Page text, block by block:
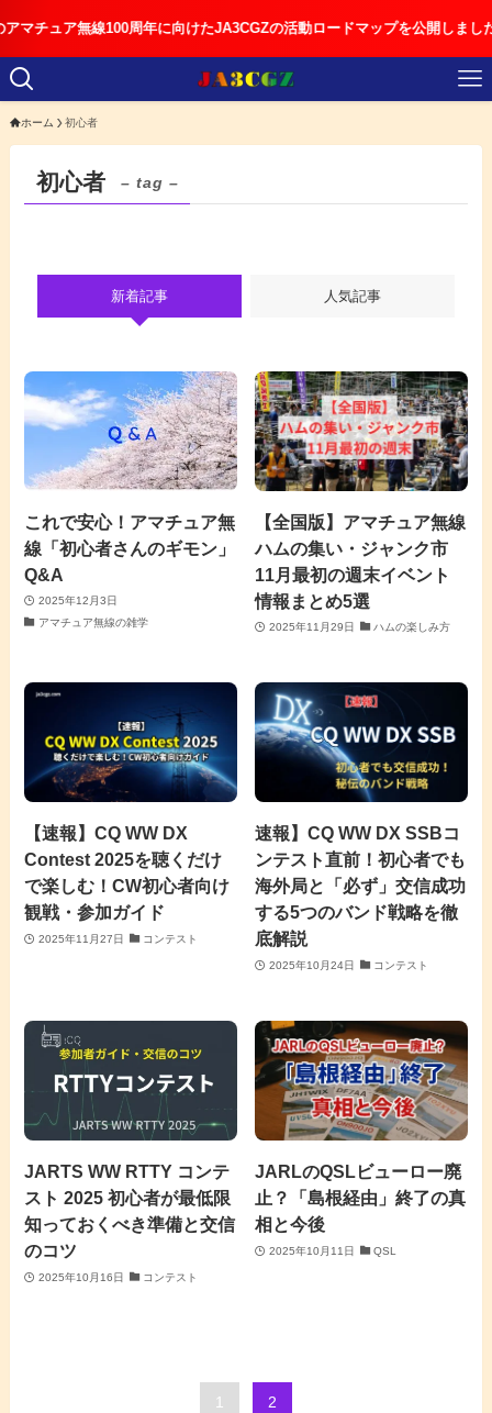
ア無線100周年に向けたJA3CGZの活動ロードマップを公開しました
ホーム 初心者
初心者 – tag –
新着記事 人気記事
これで安心！アマチュア無
線「初心者さんのギモン」
Q&A
2025年12月3日
アマチュア無線の雑学
【全国版】アマチュア無線
ハムの集い・ジャンク市
11月最初の週末イベント
情報まとめ5選
2025年11月29日 ハムの楽しみ方
【速報】CQ WW DX
Contest 2025を聴くだけ
で楽しむ！CW初心者向け
観戦・参加ガイド
2025年11月27日 コンテスト
速報】CQ WW DX SSBコ
ンテスト直前！初心者でも
海外局と「必ず」交信成功
する5つのバンド戦略を徹
底解説
2025年10月24日 コンテスト
JARTS WW RTTY コンテ
スト 2025 初心者が最低限
知っておくべき準備と交信
のコツ
2025年10月16日 コンテスト
JARLのQSLビューロー廃
止？「島根経由」終了の真
相と今後
2025年10月11日 QSL
1 2